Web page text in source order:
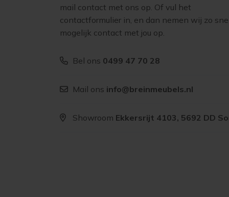
mail contact met ons op. Of vul het
contactformulier in, en dan nemen wij zo
mogelijk contact met jou op.
Bel ons 0499 47 70 28
Mail ons info@breinmeubels.nl
Showroom Ekkersrijt 4103, 5692 DD